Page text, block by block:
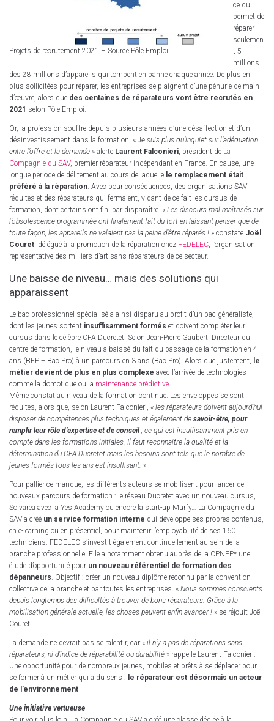
Projets de recrutement 2021 – Source Pôle Emploi
ce qui
permet de
réparer
seulemen
t 5
millions
des 28 millions d’appareils qui tombent en panne chaque année. De plus en
plus sollicitées pour réparer, les entreprises se plaignent d’une pénurie de main-
d’œuvre, alors que des centaines de réparateurs vont être recrutés en
2021 selon Pôle Emploi.
Or, la profession souffre depuis plusieurs années d’une désaffection et d’un
désinvestissement dans la formation. « Je suis plus qu’inquiet sur l’adéquation
entre l’offre et la demande » alerte Laurent Falconieri, président de La
Compagnie du SAV, premier réparateur indépendant en France. En cause, une
longue période de délitement au cours de laquelle le remplacement était
préféré à la réparation. Avec pour conséquences, des organisations SAV
réduites et des réparateurs qui fermaient, vidant de ce fait les cursus de
formation, dont certains ont fini par disparaître. « Les discours mal maîtrisés sur
l’obsolescence programmée ont finalement fait du tort en laissant penser que de
toute façon, les appareils ne valaient pas la peine d’être réparés ! » constate Joël
Couret, délégué à la promotion de la réparation chez FEDELEC, l’organisation
représentative des milliers d’artisans réparateurs de ce secteur.
Une baisse de niveau… mais des solutions qui
apparaissent
Le bac professionnel spécialisé a ainsi disparu au profit d’un bac généraliste,
dont les jeunes sortent insuffisamment formés et doivent compléter leur
cursus dans le célèbre CFA Ducretet. Selon Jean-Pierre Gaubert, Directeur du
centre de formation, le niveau a baissé du fait du passage de la formation en 4
ans (BEP + Bac Pro) à un parcours en 3 ans (Bac Pro). Alors que justement, le
métier devient de plus en plus complexe avec l’arrivée de technologies
comme la domotique ou la maintenance prédictive.
Même constat au niveau de la formation continue. Les enveloppes se sont
réduites, alors que, selon Laurent Falconieri, « les réparateurs doivent aujourd’hui
disposer de compétences plus techniques et également de savoir-être, pour
remplir leur rôle d’expertise et de conseil ; ce qui est insuffisamment pris en
compte dans les formations initiales. Il faut reconnaitre la qualité et la
détermination du CFA Ducretet mais les besoins sont tels que le nombre de
jeunes formés tous les ans est insuffisant. »
Pour pallier ce manque, les différents acteurs se mobilisent pour lancer de
nouveaux parcours de formation : le réseau Ducretet avec un nouveau cursus,
Solvarea avec la Yes Academy ou encore la start-up Murfy… La Compagnie du
SAV a créé un service formation interne qui développe ses propres contenus,
en e-learning ou en présentiel, pour maintenir l’employabilité de ses 160
techniciens. FEDELEC s’investit également continuellement au sein de la
branche professionnelle. Elle a notamment obtenu auprès de la CPNFP* une
étude d’opportunité pour un nouveau référentiel de formation des
dépanneurs. Objectif : créer un nouveau diplôme reconnu par la convention
collective de la branche et par toutes les entreprises. « Nous sommes conscients
depuis longtemps des difficultés à trouver de bons réparateurs. Grâce à la
mobilisation générale actuelle, les choses peuvent enfin avancer ! » se réjouit Joël
Couret.
La demande ne devrait pas se ralentir, car « il n’y a pas de réparations sans
réparateurs, ni d’indice de réparabilité ou durabilité » rappelle Laurent Falconieri.
Une opportunité pour de nombreux jeunes, mobiles et prêts à se déplacer pour
se former à un métier qui a du sens : le réparateur est désormais un acteur
de l’environnement !
Une initiative vertueuse